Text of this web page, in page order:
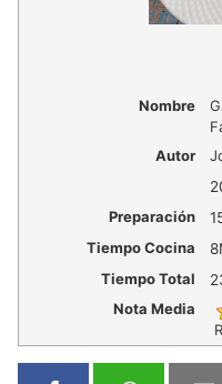
Nombre
Autor
Preparación
Tiempo Cocina
Tiempo Total
Nota Media